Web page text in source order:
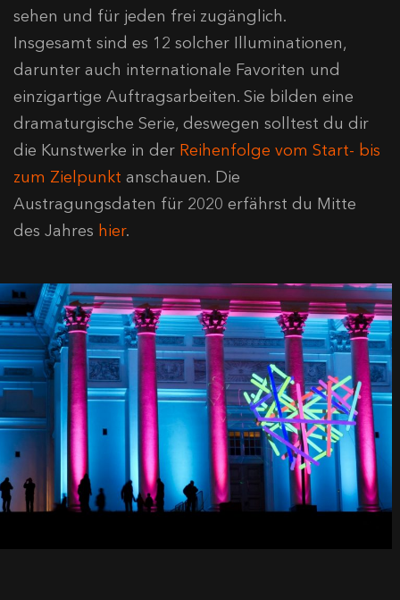
sehen und für jeden frei zugänglich.
Insgesamt sind es 12 solcher Illuminationen,
darunter auch internationale Favoriten und
einzigartige Auftragsarbeiten. Sie bilden eine
dramaturgische Serie, deswegen solltest du dir
die Kunstwerke in der Reihenfolge vom Start- bis
zum Zielpunkt anschauen. Die
Austragungsdaten für 2020 erfährst du Mitte
des Jahres hier.